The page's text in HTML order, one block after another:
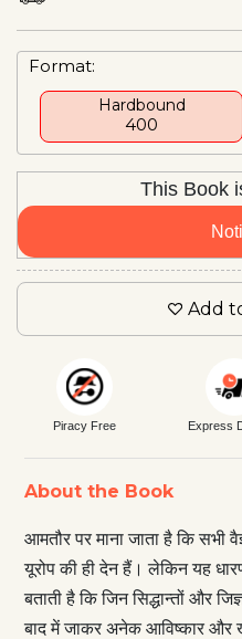
Format:
Hardbound
₹400
This Book
Add
Piracy Free Express
About the Book
आमतौर पर माना जाता है कि सभी
यूरोप की ही देन हैं। लेकिन यह
बताती है कि जिन सिद्धान्तों और
बाद में जाकर अनेक आविष्कार और